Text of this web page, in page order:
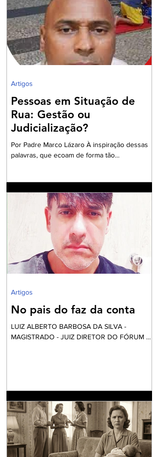
a Garantia Constitucional inscrita no art. 133 da
nossa Carta Política de 1988, realizando um
grandioso Projeto de Participação da Ordem
dos Advogados na preparação dos
profissionais da Advocacia para aperfe
Pessoas em Situação de
Rua: Gestão ou
Judicialização?
Por Padre Marco Lázaro À inspiração dessas
palavras, que ecoam de forma tão
debate eleitoral , impõe que seja aberto um
exaustivo debate sobre a parcela tão
necessitada de assistência e visibilidade
quanto às pessoas das comunidades
periféricas que vivem assoladas pela violência
e ineficiente assistência à saúde, frequente
falta de água e sob péssim
Artigos
No pais do faz da conta
LUIZ ALBERTO BARBOSA DA SILVA -
MAGISTRADO - JUIZ DIRETOR DO FÓRUM DE
“É um dinheiro que é tirado do povo para
eleger alguns que vão tirar dinheiro do povo”.
Até parece um pleonasmo. O que acontece
atrás dos bastidores nem o diretor quer saber.
O roteiro é sempre o mesmo. Mexem-se as
peças do tabo
Artigos